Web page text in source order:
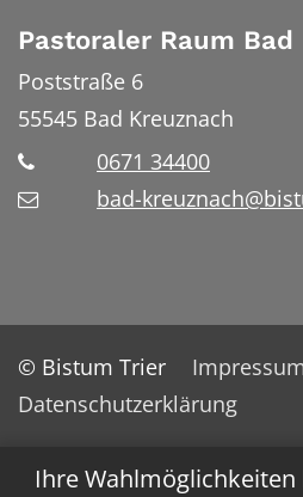
Ihre Wahlmöglichkeiten
Pastoraler Raum Bad
Poststraße 6
55545 Bad Kreuznach
0671 34400
bad-
© Bistum Trier
Datenschutzerklärung